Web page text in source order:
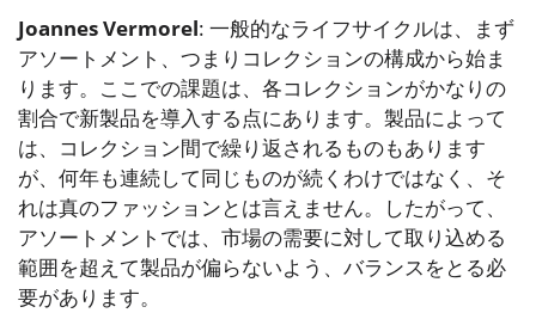
Joannes Vermorel: 一般的なライフサイクルは、まず
アソートメント、つまりコレクションの構成から始ま
ります。ここでの課題は、各コレクションがかなりの
割合で新製品を導入する点にあります。製品によって
は、コレクション間で繰り返されるものもあります
が、何年も連続して同じものが続くわけではなく、そ
れは真のファッションとは言えません。したがって、
アソートメントでは、市場の需要に対して取り込める
範囲を超えて製品が偏らないよう、バランスをとる必
要があります。